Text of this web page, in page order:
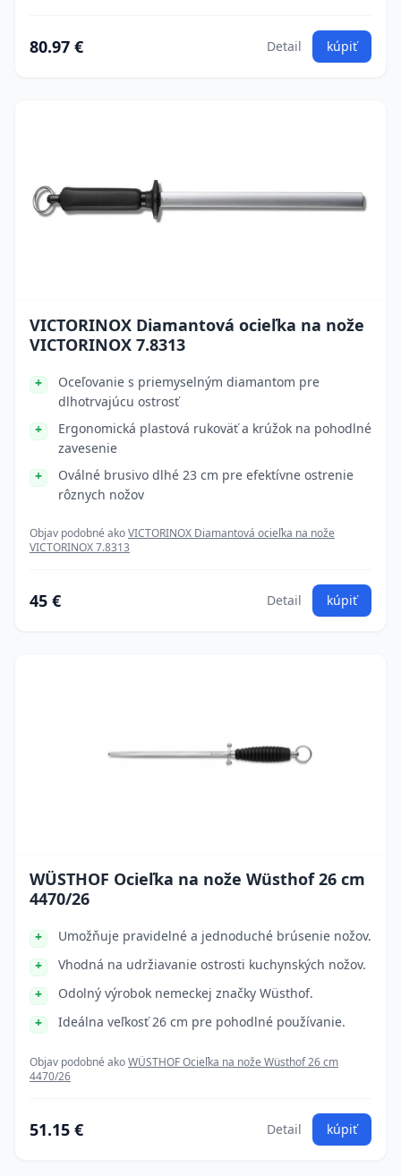
80.97 € Detail kúpiť
VICTORINOX Diamantová ocieľka na nože
VICTORINOX 7.8313
Oceľovanie s priemyselným diamantom pre
dlhotrvajúcu ostrosť
Ergonomická plastová rukoväť a krúžok na pohodlné
zavesenie
Oválné brusivo dlhé 23 cm pre efektívne ostrenie
rôznych nožov
Objav podobné akoVICTORINOX Diamantová ocieľka na nože
VICTORINOX 7.8313
45 € Detail kúpiť
WÜSTHOF Ocieľka na nože Wüsthof 26 cm
4470/26
Umožňuje pravidelné a jednoduché brúsenie nožov.
Vhodná na udržiavanie ostrosti kuchynských nožov.
Odolný výrobok nemeckej značky Wüsthof.
Ideálna veľkosť 26 cm pre pohodlné používanie.
Objav podobné akoWÜSTHOF Ocieľka na nože Wüsthof 26 cm
4470/26
51.15 € Detail kúpiť